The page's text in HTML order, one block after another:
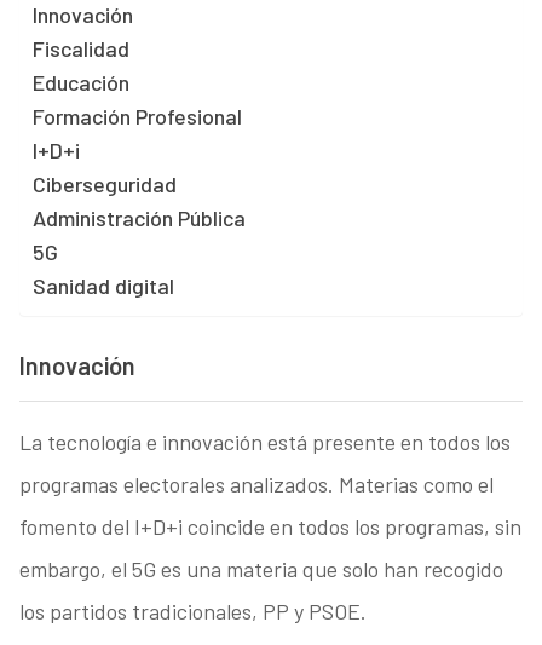
Innovación
Fiscalidad
Educación
Formación Profesional
I+D+i
Ciberseguridad
Administración Pública
5G
Sanidad digital
Innovación
La tecnología e innovación está presente en todos los
programas electorales analizados. Materias como el
fomento del I+D+i coincide en todos los programas, sin
embargo, el 5G es una materia que solo han recogido
los partidos tradicionales, PP y PSOE.